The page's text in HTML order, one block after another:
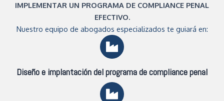
IMPLEMENTAR UN PROGRAMA DE COMPLIANCE PENAL
EFECTIVO.
Nuestro equipo de abogados especializados te guiará en:
Diseño e implantación del programa de compliance penal